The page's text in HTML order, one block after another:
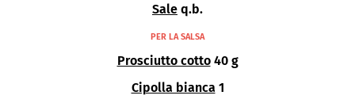
Sale q.b.
PER LA SALSA
Prosciutto cotto 40 g
Cipolla bianca 1